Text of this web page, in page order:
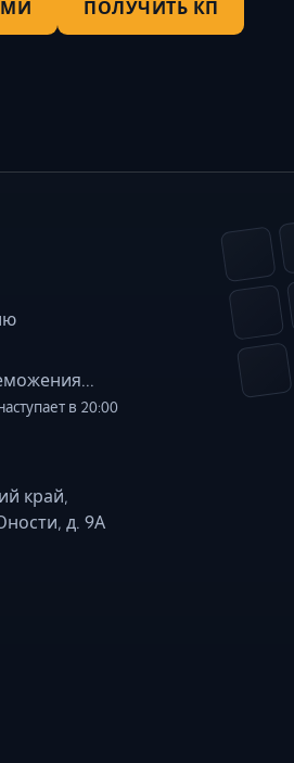
ПОЛУЧИТЬ КП
в 20:00
край,
д. 9А